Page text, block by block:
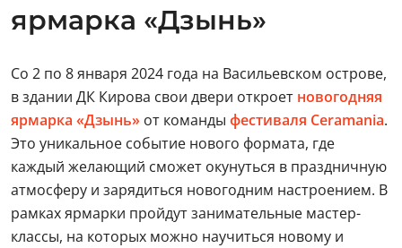
ярмарка «Дзынь»
Со 2 по 8 января 2024 года на Васильевском острове,
в здании ДК Кирова свои двери откроет новогодняя
ярмарка «Дзынь» от команды фестиваля Ceramania.
Это уникальное событие нового формата, где
каждый желающий сможет окунуться в праздничную
атмосферу и зарядиться новогодним настроением. В
рамках ярмарки пройдут занимательные мастер-
классы, на которых можно научиться новому и